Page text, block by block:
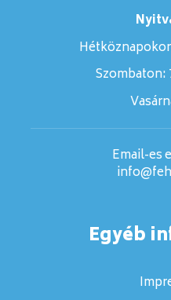
Szombaton:
Email-es
Egyéb